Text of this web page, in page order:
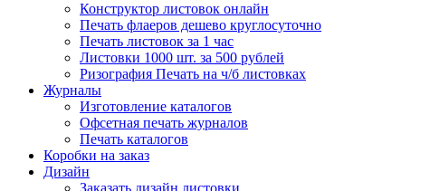
Конструктор листовок онлайн
Печать флаеров дешево круглосуточно
Печать листовок за 1 час
Листовки 1000 шт. за 500 рублей
Ризография Печать на ч/б листовках
Журналы
Изготовление каталогов
Офсетная печать журналов
Печать каталогов
Коробки на заказ
Дизайн
Заказать дизайн листовки